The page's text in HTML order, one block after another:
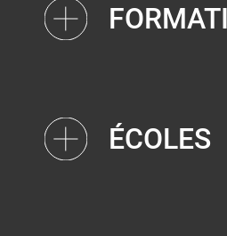
ÉCOLES